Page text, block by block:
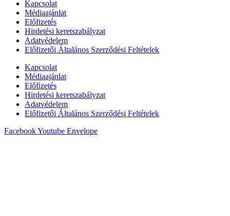
Kapcsolat
Médiaajánlat
Előfizetés
Hirdetési keretszabályzat
Adatvédelem
Előfizetői Általános Szerződési Feltételek
Kapcsolat
Médiaajánlat
Előfizetés
Hirdetési keretszabályzat
Adatvédelem
Előfizetői Általános Szerződési Feltételek
FacebookYoutube Envelope